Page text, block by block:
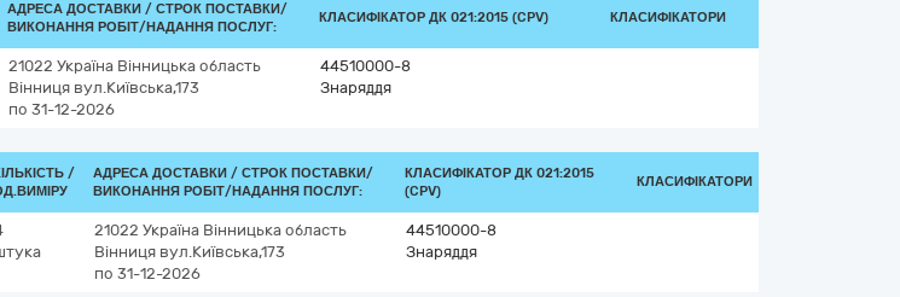
АДРЕСА ДОСТАВКИ / СТРОК ПОСТАВКИ/
ВИКОНАННЯ РОБІТ/НАДАННЯ ПОСЛУГ:
КЛАСИФІКАТОР ДК 021:2015 (CPV) КЛАСИФІКАТОРИ
21022 Україна Вінницька область
Вінниця вул.Київська,173
по 31-12-2026
44510000-8
Знаряддя
/
АДРЕСА ДОСТАВКИ / СТРОК ПОСТАВКИ/
ВИКОНАННЯ РОБІТ/НАДАННЯ ПОСЛУГ:
КЛАСИФІКАТОР ДК 021:2015
(CPV)
КЛАСИФІКАТОРИ
21022 Україна Вінницька область
Вінниця вул.Київська,173
по 31-12-2026
44510000-8
Знаряддя